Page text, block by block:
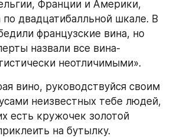
Франции и Америки,
по двадцатибалльной шкале. В
французские вина, но
назвали все вина-
неотличимыми».
вино, руководствуйся своим
неизвестных тебе людей,
есть кружочек золотой
на бутылку.